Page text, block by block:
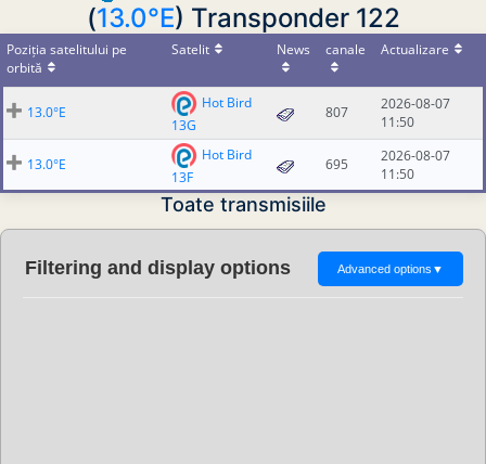
(13.0°E) Transponder 122
Poziția satelitului pe
orbită
Satelit News canale Actualizare
13.0°E
Hot Bird
13G
807
2026-08-07
11:50
13.0°E
Hot Bird
13F
695
2026-08-07
11:50
Toate transmisiile
Filtering and display options Advanced options ▼